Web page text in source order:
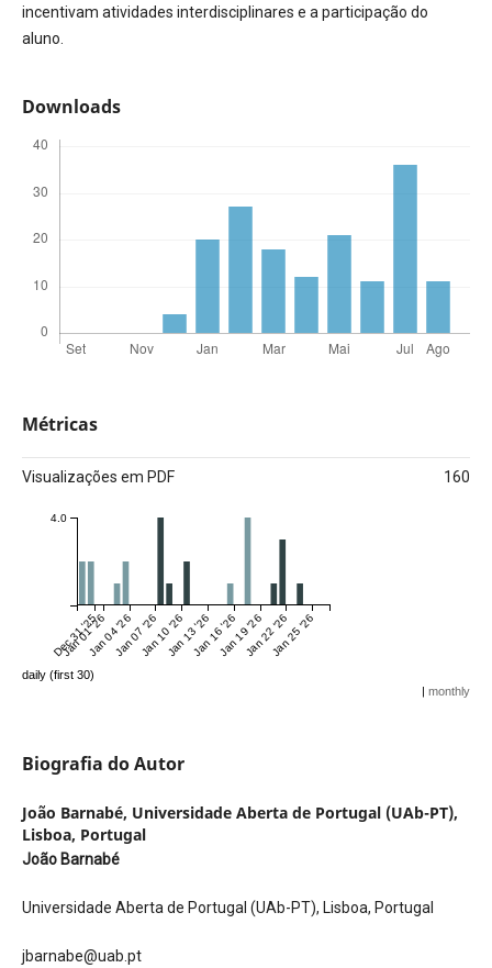
incentivam atividades interdisciplinares e a participação do
aluno.
Downloads
Métricas
Visualizações em PDF 160
Dec 31 '25
Jan 01 '26Jan 04 '26Jan 07 '26Jan 10 '26Jan 13 '26Jan 16 '26Jan 19 '26Jan 22 '26Jan 25 '26
4.0
daily (first 30)
|monthly
Biografia do Autor
João Barnabé, Universidade Aberta de Portugal (UAb-PT),
Lisboa, Portugal
João Barnabé
Universidade Aberta de Portugal (UAb-PT), Lisboa, Portugal
jbarnabe@uab.pt